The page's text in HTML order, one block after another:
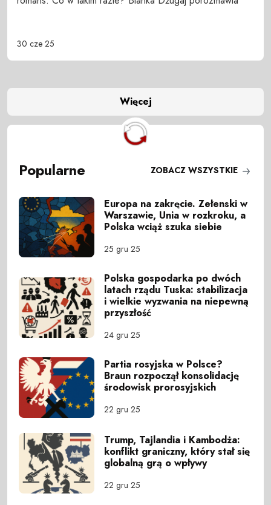
30 cze 25
Więcej
Popularne ZOBACZ WSZYSTKIE
Europa na zakręcie. Zełenski w
Warszawie, Unia w rozkroku, a
Polska wciąż szuka siebie
25 gru 25
Polska gospodarka po dwóch
latach rządu Tuska: stabilizacja
i wielkie wyzwania na niepewną
przyszłość
24 gru 25
Partia rosyjska w Polsce?
Braun rozpoczął konsolidację
środowisk prorosyjskich
22 gru 25
Trump, Tajlandia i Kambodża:
konflikt graniczny, który stał się
globalną grą o wpływy
22 gru 25